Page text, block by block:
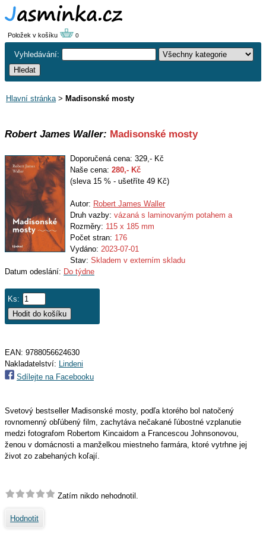
Položek v košíku 0
Vyhledávání:
Hlavní stránka> Madisonské mosty
Robert James Waller: Madisonské mosty
Doporučená cena: 329,- Kč
Naše cena: 280,- Kč
(sleva 15 % - ušetříte 49 Kč)
Autor: Robert James Waller
Druh vazby: vázaná s laminovaným potahem a
Rozměry: 115 x 185 mm
Počet stran: 176
Vydáno: 2023-07-01
Stav: Skladem v externím skladu
Datum odeslání: Do týdne
Ks:
EAN: 9788056624630
Nakladatelství: Lindeni
Sdílejte na Facebooku
Svetový bestseller Madisonské mosty, podľa ktorého bol natočený
rovnomenný obľúbený film, zachytáva nečakané ľúbostné vzplanutie
medzi fotografom Robertom Kincaidom a Francescou Johnsonovou,
ženou v domácnosti a manželkou miestneho farmára, ktoré vytrhne jej
život zo zabehaných koľají.
Zatím nikdo nehodnotil.
Hodnotit